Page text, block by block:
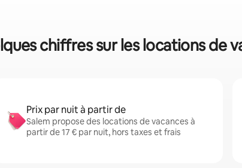
chiffres sur les locations de
Prix par nuit à partir de
Salem propose des locations de vacances à
partir de 17 € par nuit, hors taxes et frais